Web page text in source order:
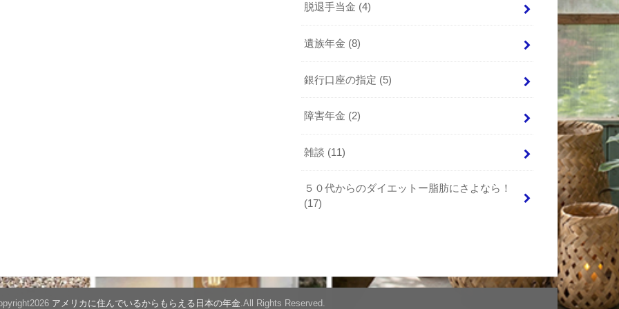
脱退手当金 (4)
遺族年金 (8)
銀行口座の指定 (5)
障害年金 (2)
雑談 (11)
５０代からのダイエットー脂肪にさよなら！
(17)
アメリカに住んでいるからもらえる日本の年金.All Rights Reserved.